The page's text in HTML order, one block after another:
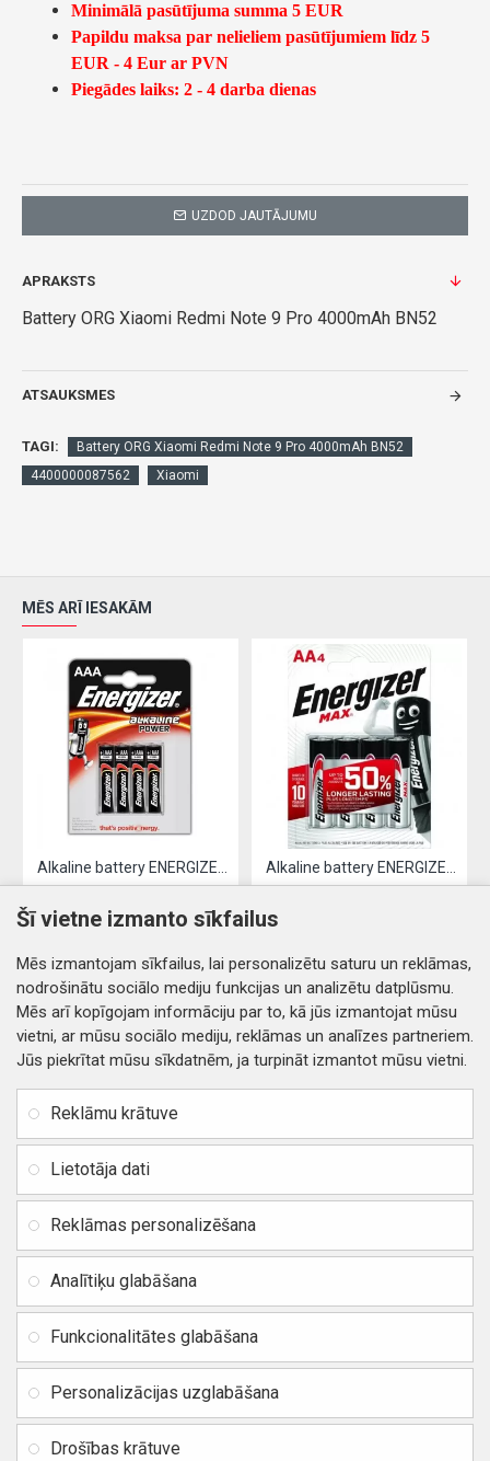
Minimālā pasūtījuma summa 5 EUR
Papildu maksa par nelieliem pasūtījumiem līdz 5
EUR - 4 Eur ar PVN
Piegādes laiks: 2 - 4 darba dienas
UZDOD JAUTĀJUMU
APRAKSTS
Battery ORG Xiaomi Redmi Note 9 Pro 4000mAh BN52
ATSAUKSMES
TAGI:
Battery ORG Xiaomi Redmi Note 9 Pro 4000mAh BN52
4400000087562
Xiaomi
MĒS ARĪ IESAKĀM
Kontakti
Distances līgums
Privātuma politika
Preču un naudas atgriešana
Piegādes un apmaksa
Vietnes karte
Rekvizīti
Jur. adrese: Zasulauka iela
Reģ. Nr. 40103717618,
BIC / SWIFT: HABALV22
TEl.: +371 20219155
E-pasts:info@mobipart.eu
Autortiesības © 2021, MOBIPART.EU, Visas tiesības aizsargātas
Šī vietne izmanto sīkfailus
Mēs izmantojam sīkfailus, lai personalizētu saturu un reklāmas,
nodrošinātu sociālo mediju funkcijas un analizētu datplūsmu.
Mēs arī kopīgojam informāciju par to, kā jūs izmantojat mūsu
vietni, ar mūsu sociālo mediju, reklāmas un analīzes partneriem.
Jūs piekrītat mūsu sīkdatnēm, ja turpināt izmantot mūsu vietni.
Reklāmu krātuve
Lietotāja dati
Reklāmas personalizēšana
Analītiķu glabāšana
Funkcionalitātes glabāšana
Personalizācijas uzglabāšana
Drošības krātuve